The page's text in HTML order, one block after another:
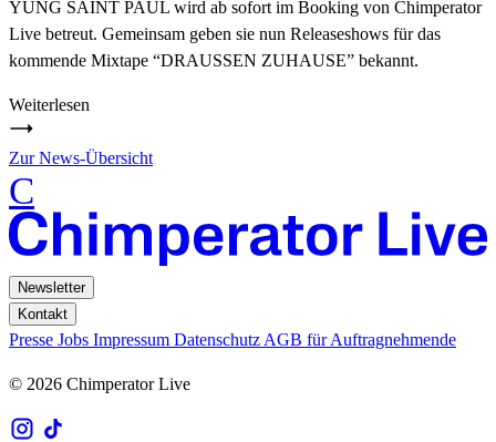
YUNG SAINT PAUL wird ab sofort im Booking von Chimperator
Live betreut. Gemeinsam geben sie nun Releaseshows für das
kommende Mixtape “DRAUSSEN ZUHAUSE” bekannt.
Weiterlesen
Zur News-Übersicht
C
Newsletter
Kontakt
Presse Jobs Impressum Datenschutz AGB für Auftragnehmende
© 2026 Chimperator Live